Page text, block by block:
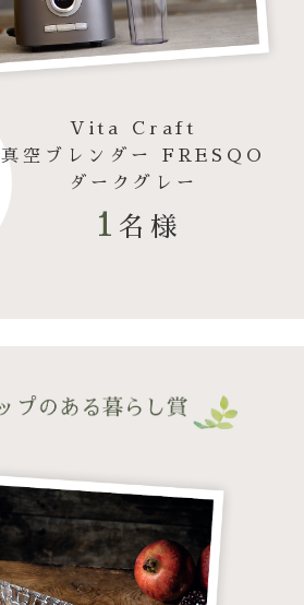
Vita Craft
真空ブレンダー FRESQO
ダークグレー
1 名様